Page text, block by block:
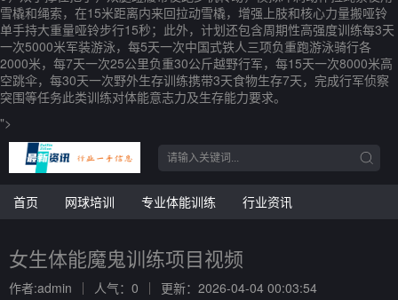
雪橇和绳索，在15米距离内来回拉动雪橇，增强上肢和核心力量搬哑铃
单手持大重量哑铃步行15秒；此外，计划还包含周期性高强度训练每3天
一次5000米军装游泳，每5天一次中国式铁人三项负重跑游泳骑行各
2000米，每7天一次25公里负重30公斤越野行军，每15天一次8000米高
空跳伞，每30天一次野外生存训练携带3天食物生存7天，完成行军侦察
突围等任务此类训练对体能意志力及生存能力要求。
">
首页 网球培训 专业体能训练 行业资讯
女生体能魔鬼训练项目视频
作者:admin 人气：0
更新：2026-04-04 00:03:54